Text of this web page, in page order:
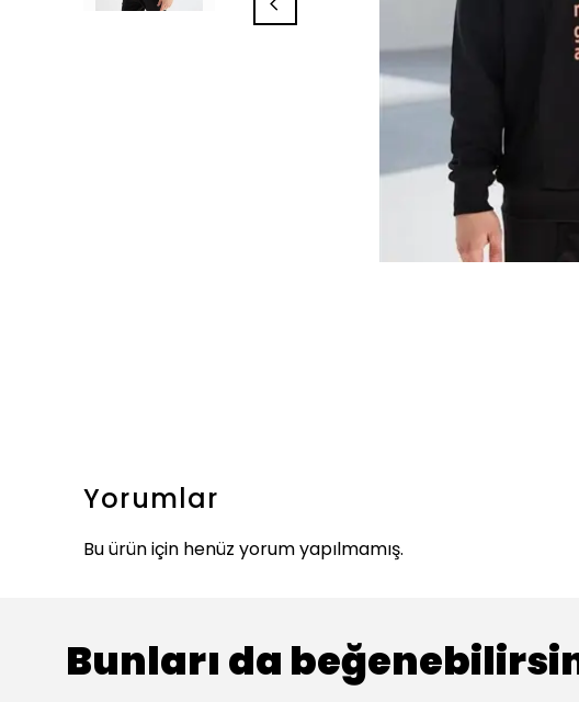
Yorumlar
Bu ürün için henüz yorum yapılmamış.
Bunları da